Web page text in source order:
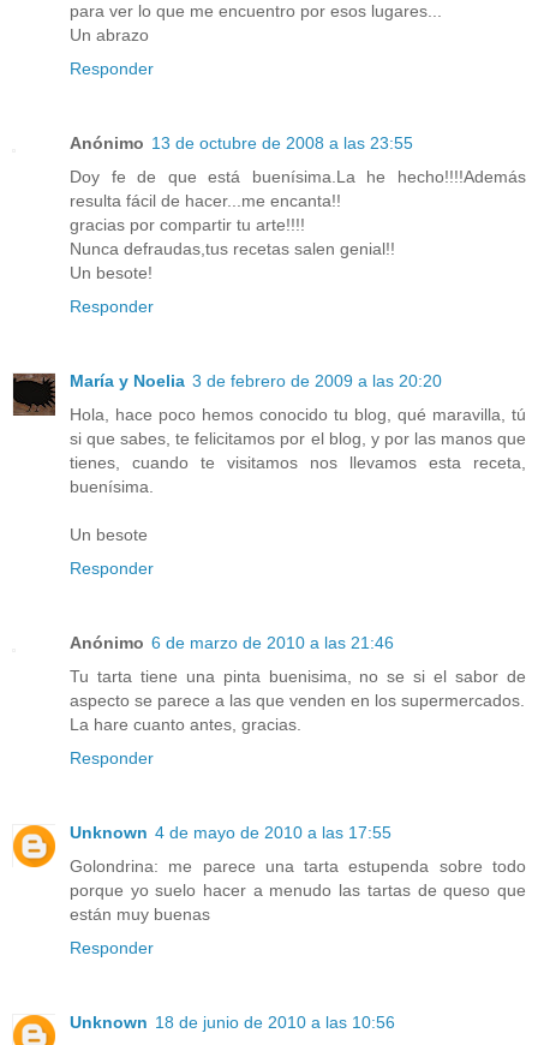
para ver lo que me encuentro por esos lugares...
Un abrazo
Responder
Anónimo 13 de octubre de 2008 a las 23:55
Doy fe de que está buenísima.La he hecho!!!!Además
resulta fácil de hacer...me encanta!!
gracias por compartir tu arte!!!!
Nunca defraudas,tus recetas salen genial!!
Un besote!
Responder
María y Noelia 3 de febrero de 2009 a las 20:20
Hola, hace poco hemos conocido tu blog, qué maravilla, tú
si que sabes, te felicitamos por el blog, y por las manos que
tienes, cuando te visitamos nos llevamos esta receta,
buenísima.
Un besote
Responder
Anónimo 6 de marzo de 2010 a las 21:46
Tu tarta tiene una pinta buenisima, no se si el sabor de
aspecto se parece a las que venden en los supermercados.
La hare cuanto antes, gracias.
Responder
Unknown 4 de mayo de 2010 a las 17:55
Golondrina: me parece una tarta estupenda sobre todo
porque yo suelo hacer a menudo las tartas de queso que
están muy buenas
Responder
Unknown 18 de junio de 2010 a las 10:56